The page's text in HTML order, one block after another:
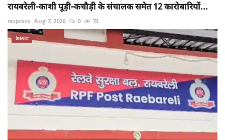
रायबरेली-काशी पूड़ी-कचौड़ी के संचालक समेत 12 कारोबारियों...
rexpress Aug 7, 2026 0 73
latest